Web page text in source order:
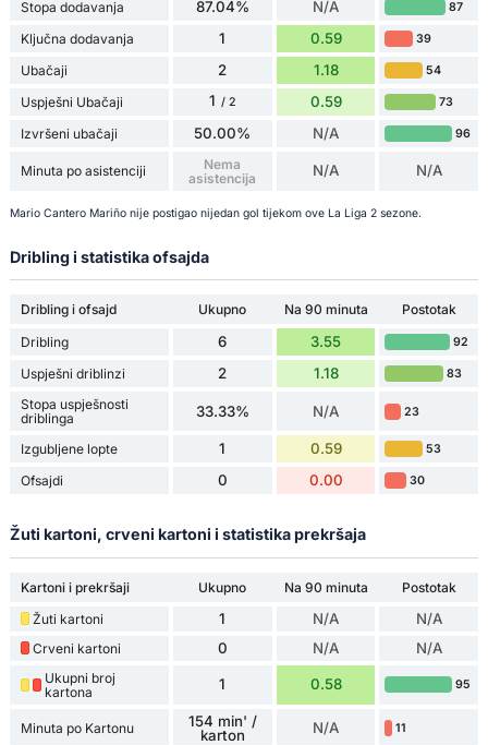
Stopa dodavanja 87.04% N/A 87
Ključna dodavanja 1 0.59 39
Ubačaji 2 1.18 54
Uspješni Ubačaji 1 / 2 0.59 73
Izvršeni ubačaji 50.00% N/A 96
Minuta po asistenciji
Nema
asistencija
N/A N/A
Mario Cantero Mariño nije postigao nijedan gol tijekom ove La Liga 2 sezone.
Dribling i statistika ofsajda
Dribling i ofsajd Ukupno Na 90 minuta
Postotak
Dribling
6 3.55 92
Uspješni driblinzi 2 1.18 83
Stopa uspješnosti
driblinga
33.33% N/A 23
Izgubljene lopte 1 0.59 53
Ofsajdi 0 0.00 30
Žuti kartoni, crveni kartoni i statistika prekršaja
Kartoni i prekršaji Ukupno Na 90 minuta
Postotak
Žuti kartoni
1 N/A N/A
Crveni kartoni 0 N/A N/A
Ukupni broj
kartona
1 0.58 95
Minuta po Kartonu
154 min' /
karton
N/A 11